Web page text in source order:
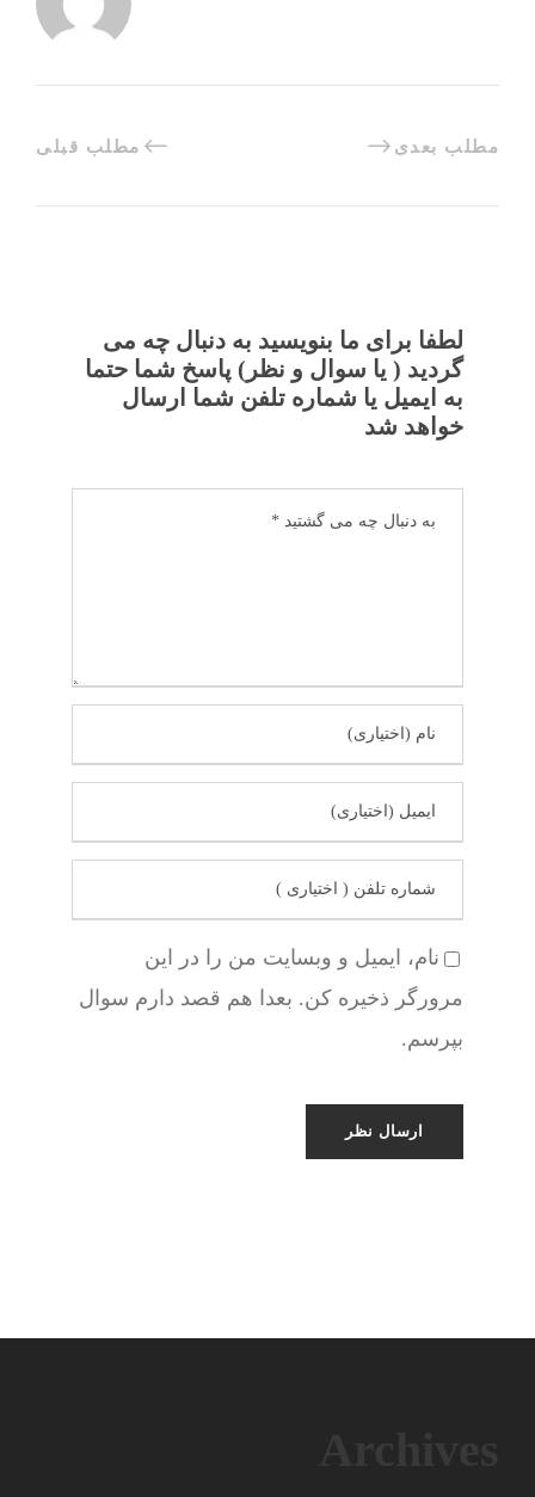
مطلب قبلی مطلب بعدی
لطفا برای ما بنویسید به دنبال چه می
گردید ( یا سوال و نظر) پاسخ شما حتما
به ایمیل یا شماره تلفن شما ارسال
خواهد شد
نام، ایمیل و وبسایت من را در این
مرورگر ذخیره کن. بعدا هم قصد دارم سوال
بپرسم.